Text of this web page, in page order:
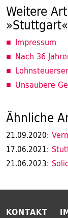
Weitere
»Stuttgart«
Impressum
Nach 36
Unsaubere
Ähnliche
21.09.2020:
17.06.2021:
21.06.2023:
KONTAKT